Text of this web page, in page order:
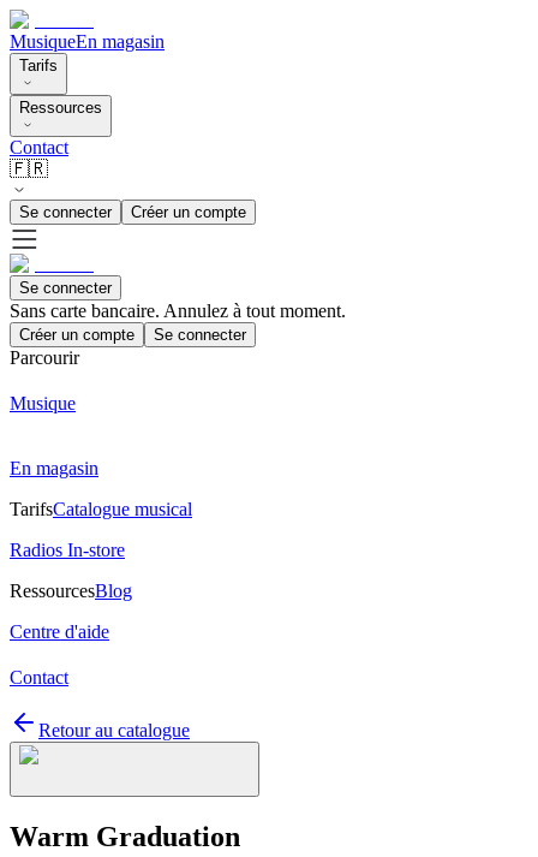
MusiqueEn magasin
Tarifs
Ressources
Contact
🇫🇷
Se connecter Créer un compte
Se connecter
Sans carte bancaire. Annulez à tout moment.
Créer un compte Se connecter
Parcourir
Musique
En magasin
TarifsCatalogue musical
Radios In-store
RessourcesBlog
Centre d'aide
Contact
Retour au catalogue
Warm Graduation